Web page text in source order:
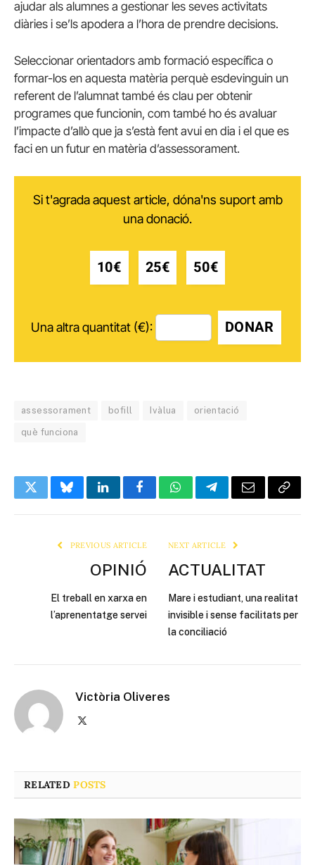
ajudar als alumnes a gestionar les seves activitats
diàries i se’ls apodera a l’hora de prendre decisions.
Seleccionar orientadors amb formació específica o
formar-los en aquesta matèria perquè esdevinguin un
referent de l’alumnat també és clau per obtenir
programes que funcionin, com també ho és avaluar
l’impacte d’allò que ja s’està fent avui en dia i el que es
faci en un futur en matèria d’assessorament.
Si t'agrada aquest article, dóna'ns suport amb
una donació.
10€ 25€ 50€
Una altra quantitat (€): DONAR
assessorament bofill Ivàlua orientació
què funciona
TwitterBlueskyLinkedInFacebookWhatsAppTelegramEmail Copy
PREVIOUS ARTICLE
OPINIÓ
El treball en xarxa en
l’aprenentatge servei
NEXT ARTICLE
ACTUALITAT
Mare i estudiant, una realitat
invisible i sense facilitats per
la conciliació
Victòria Oliveres
RELATEDPOSTS